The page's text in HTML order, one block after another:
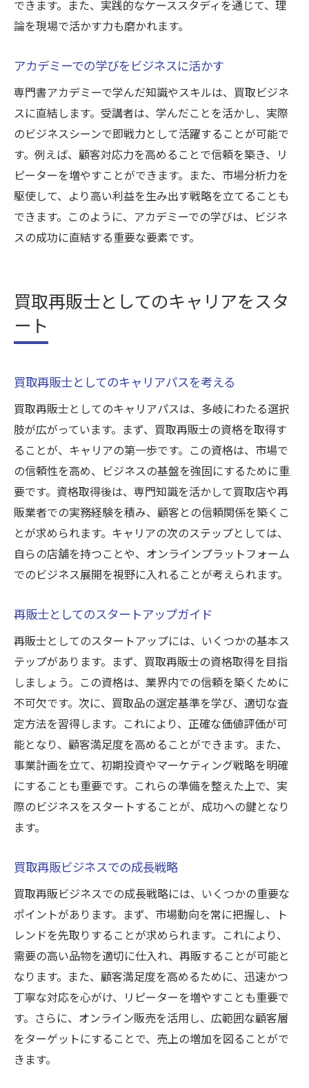
できます。また、実践的なケーススタディを通じて、理
論を現場で活かす力も磨かれます。
アカデミーでの学びをビジネスに活かす
専門書アカデミーで学んだ知識やスキルは、買取ビジネ
スに直結します。受講者は、学んだことを活かし、実際
のビジネスシーンで即戦力として活躍することが可能で
す。例えば、顧客対応力を高めることで信頼を築き、リ
ピーターを増やすことができます。また、市場分析力を
駆使して、より高い利益を生み出す戦略を立てることも
できます。このように、アカデミーでの学びは、ビジネ
スの成功に直結する重要な要素です。
買取再販士としてのキャリアをスタ
ート
買取再販士としてのキャリアパスを考える
買取再販士としてのキャリアパスは、多岐にわたる選択
肢が広がっています。まず、買取再販士の資格を取得す
ることが、キャリアの第一歩です。この資格は、市場で
の信頼性を高め、ビジネスの基盤を強固にするために重
要です。資格取得後は、専門知識を活かして買取店や再
販業者での実務経験を積み、顧客との信頼関係を築くこ
とが求められます。キャリアの次のステップとしては、
自らの店舗を持つことや、オンラインプラットフォーム
でのビジネス展開を視野に入れることが考えられます。
再販士としてのスタートアップガイド
再販士としてのスタートアップには、いくつかの基本ス
テップがあります。まず、買取再販士の資格取得を目指
しましょう。この資格は、業界内での信頼を築くために
不可欠です。次に、買取品の選定基準を学び、適切な査
定方法を習得します。これにより、正確な価値評価が可
能となり、顧客満足度を高めることができます。また、
事業計画を立て、初期投資やマーケティング戦略を明確
にすることも重要です。これらの準備を整えた上で、実
際のビジネスをスタートすることが、成功への鍵となり
ます。
買取再販ビジネスでの成長戦略
買取再販ビジネスでの成長戦略には、いくつかの重要な
ポイントがあります。まず、市場動向を常に把握し、ト
レンドを先取りすることが求められます。これにより、
需要の高い品物を適切に仕入れ、再販することが可能と
なります。また、顧客満足度を高めるために、迅速かつ
丁寧な対応を心がけ、リピーターを増やすことも重要で
す。さらに、オンライン販売を活用し、広範囲な顧客層
をターゲットにすることで、売上の増加を図ることがで
きます。